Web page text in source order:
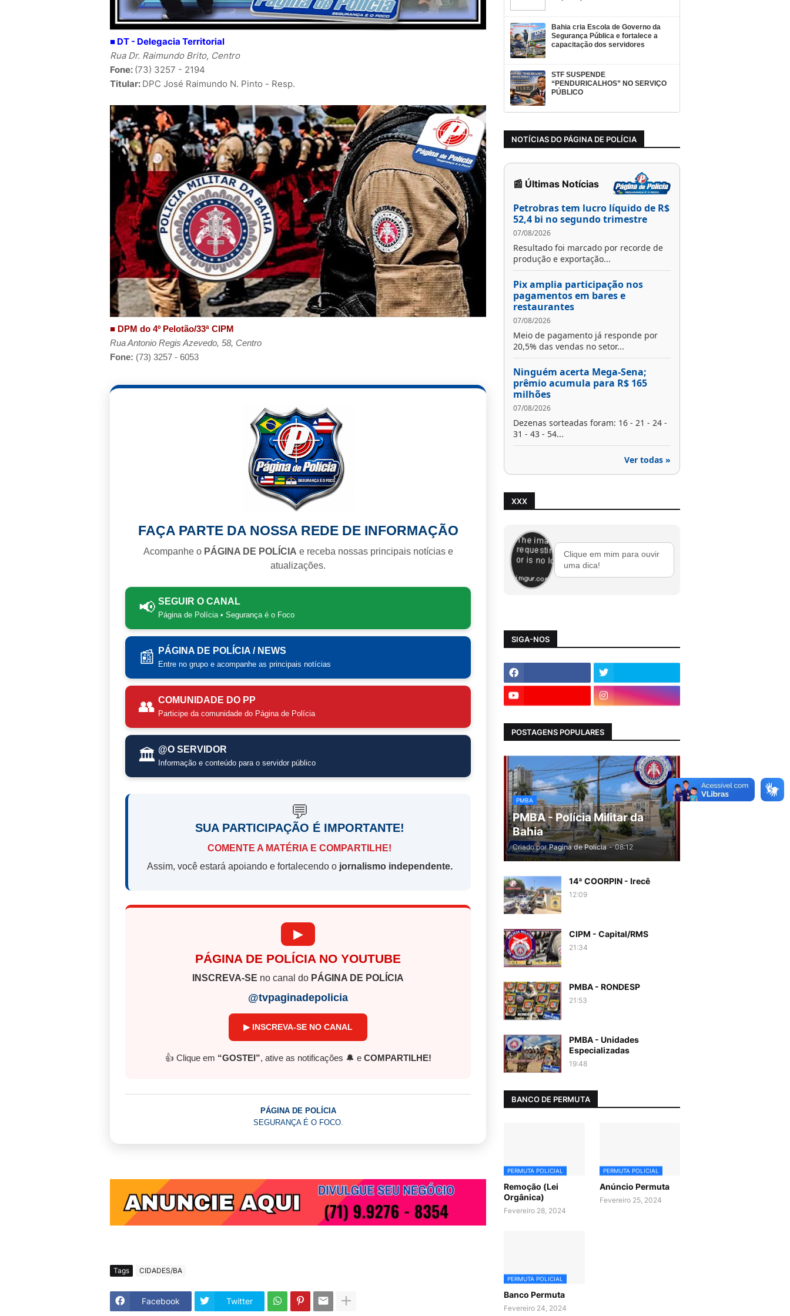
■ DT - Delegacia Territorial
Rua Dr. Raimundo Brito, Centro
Fone: (73) 3257 - 2194
Titular: DPC José Raimundo N. Pinto - Resp.
■ DPM do 4º Pelotão/33ª CIPM
Rua Antonio Regis Azevedo, 58, Centro
Fone: (73) 3257 - 6053
FAÇA PARTE DA NOSSA REDE DE INFORMAÇÃO
Acompanhe o PÁGINA DE POLÍCIA e receba nossas principais notícias e
atualizações.
📢 SEGUIR O CANAL
Página de Polícia • Segurança é o Foco
📰 PÁGINA DE POLÍCIA / NEWS
Entre no grupo e acompanhe as principais notícias
👥 COMUNIDADE DO PP
Participe da comunidade do Página de Polícia
🏛️ @O SERVIDOR
Informação e conteúdo para o servidor público
💬
SUA PARTICIPAÇÃO É IMPORTANTE!
COMENTE A MATÉRIA E COMPARTILHE!
Assim, você estará apoiando e fortalecendo o jornalismo independente.
▶
PÁGINA DE POLÍCIA NO YOUTUBE
INSCREVA-SE no canal do PÁGINA DE POLÍCIA
@tvpaginadepolicia
▶ INSCREVA-SE NO CANAL
👍 Clique em “GOSTEI”, ative as notificações 🔔 e COMPARTILHE!
PÁGINA DE POLÍCIA
SEGURANÇA É O FOCO.
Tags CIDADES/BA
Facebook Twitter
Bahia cria Escola de Governo da
Segurança Pública e fortalece a
capacitação dos servidores
STF SUSPENDE
“PENDURICALHOS” NO SERVIÇO
PÚBLICO
NOTÍCIAS DO PÁGINA DE POLÍCIA
📰 Últimas Notícias
Petrobras tem lucro líquido de R$
52,4 bi no segundo trimestre
07/08/2026
Resultado foi marcado por recorde de
produção e exportação...
Pix amplia participação nos
pagamentos em bares e
restaurantes
07/08/2026
Meio de pagamento já responde por
20,5% das vendas no setor...
Ninguém acerta Mega-Sena;
prêmio acumula para R$ 165
milhões
07/08/2026
Dezenas sorteadas foram: 16 - 21 - 24 -
31 - 43 - 54...
Ver todas »
XXX
Clique em mim para ouvir
uma dica!
SIGA-NOS
POSTAGENS POPULARES
PMBA
PMBA - Polícia Militar da
Bahia
Criado por Pagina de Polícia - 08:12
14ª COORPIN - Irecê
12:09
CIPM - Capital/RMS
21:34
PMBA - RONDESP
21:53
PMBA - Unidades
Especializadas
19:48
BANCO DE PERMUTA
PERMUTA POLICIAL
Remoção (Lei
Orgânica)
Fevereiro 28, 2024
PERMUTA POLICIAL
Anúncio Permuta
Fevereiro 25, 2024
PERMUTA POLICIAL
Banco Permuta
Fevereiro 24, 2024